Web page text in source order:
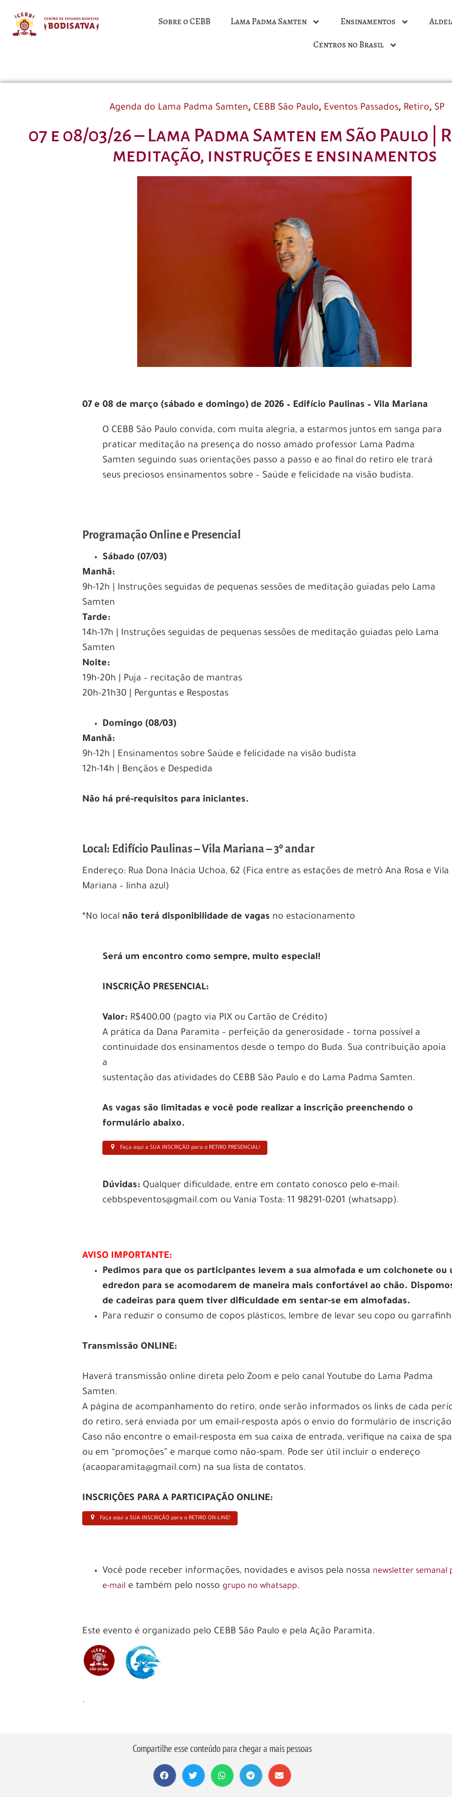
Sobre o CEBB Lama Padma Samten Ensinamentos
Centros no Brasil
Agenda do Lama Padma Samten, CEBB São Paulo, Eventos Passados, Retiro, SP
07 e 08/03/26 – Lama Padma Samten em São Paulo |
meditação, instruções e ensinamentos
07 e 08 de março (sábado e domingo) de 2026 – Edifício Paulinas – Vila Mariana
O CEBB São Paulo convida, com muita alegria, a estarmos juntos em sanga para
praticar meditação na presença do nosso amado professor Lama Padma
Samten seguindo suas orientações passo a passo e ao final do retiro ele trará
seus preciosos ensinamentos sobre – Saúde e felicidade na visão budista.
Programação Online e Presencial
Sábado (07/03)
Manhã:
9h-12h | Instruções seguidas de pequenas sessões de meditação guiadas pelo Lama
Samten
Tarde:
14h-17h | Instruções seguidas de pequenas sessões de meditação guiadas pelo Lama
Samten
Noite:
19h-20h | Puja – recitação de mantras
20h-21h30 | Perguntas e Respostas
Domingo (08/03)
Manhã:
9h-12h | Ensinamentos sobre Saúde e felicidade na visão budista
12h-14h | Bençãos e Despedida
Não há pré-requisitos para iniciantes.
Local: Edifício Paulinas – Vila Mariana – 3º andar
Endereço: Rua Dona Inácia Uchoa, 62 (Fica entre as estações de metrô Ana Rosa e Vila
Mariana – linha azul)
*No local não terá disponibilidade de vagas no estacionamento
Será um encontro como sempre, muito especial!
INSCRIÇÃO PRESENCIAL:
Valor: R$400,00 (pagto via PIX ou Cartão de Crédito)
A prática da Dana Paramita – perfeição da generosidade – torna possível a
continuidade dos ensinamentos desde o tempo do Buda. Sua contribuição apoia
a
sustentação das atividades do CEBB São Paulo e do Lama Padma Samten.
As vagas são limitadas e você pode realizar a inscrição preenchendo o
formulário abaixo.
Faça aqui a SUA INSCRIÇÃO para o RETIRO PRESENCIAL!
Dúvidas: Qualquer dificuldade, entre em contato conosco pelo e-mail:
cebbspeventos@gmail.com ou Vania Tosta: 11 98291-0201 (whatsapp).
AVISO IMPORTANTE:
Pedimos para que os participantes levem a sua almofada e um colchonete ou
edredon para se acomodarem de maneira mais confortável ao chão.
de cadeiras para quem tiver dificuldade em sentar-se em almofadas.
Para reduzir o consumo de copos plásticos, lembre de levar seu copo ou
Transmissão ONLINE:
Haverá transmissão online direta pelo Zoom e pelo canal Youtube do Lama Padma
Samten.
A página de acompanhamento do retiro, onde serão informados os links de cada
do retiro, será enviada por um email-resposta após o envio do formulário de
Caso não encontre o email-resposta em sua caixa de entrada, verifique na caixa de
ou em “promoções” e marque como não-spam. Pode ser útil incluir o endereço
(acaoparamita@gmail.com) na sua lista de contatos.
INSCRIÇÕES PARA A PARTICIPAÇÃO ONLINE:
Faça aqui a SUA INSCRIÇÃO para o RETIRO ON-LINE!
Você pode receber informações, novidades e avisos pela nossa newsletter semanal
e-mail e também pelo nosso grupo no whatsapp.
Este evento é organizado pelo CEBB São Paulo e pela Ação Paramita.
.
Compartilhe esse conteúdo para chegar a mais pessoas